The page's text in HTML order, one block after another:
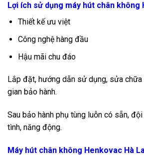
Lợi ích sử dụng máy hút chân không
Thiết kế ưu việt
Công nghệ hàng đầu
Hậu mãi chu đáo
Lắp đặt, hướng dẫn sử dụng, sửa
gian bảo hành.
Sau bảo hành phụ tùng luỗn có sẵn,
tình, năng động.
Máy hút chân không Henkovac Hà